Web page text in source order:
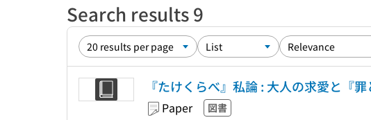
Search results 9
『たけくらべ』私論 : 大人の求愛と『
Paper 図書